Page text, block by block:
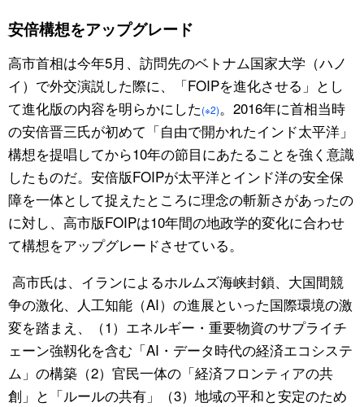
安倍構想をアップグレード
高市首相は今年5月、訪問先のベトナム国家大学（ハノ
イ）で外交演説した際に、「FOIPを進化させる」とし
て進化版の内容を明らかにした(※2)。2016年に首相当時
の安倍晋三氏が初めて「自由で開かれたインド太平洋」
構想を提唱してから10年の節目にあたることを強く意識
したものだ。安倍版FOIPが太平洋とインド洋の安全保
障を一体として捉えたところに理念の斬新さがあったの
に対し、高市版FOIPは10年間の地政学的変化に合わせ
て構想をアップグレードさせている。
高市氏は、イランによるホルムズ海峡封鎖、大国間競
争の激化、人工知能（AI）の進展といった国際環境の激
変を踏まえ、（1）エネルギー・重要物資のサプライチ
ェーン強靱化を含む「AI・データ時代の経済エコシステ
ム」の構築（2）官民一体の「経済フロンティアの共
創」と「ルールの共有」（3）地域の平和と安定のため